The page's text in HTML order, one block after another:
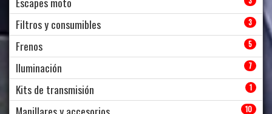
Filtros y consumibles 3
Frenos 5
Iluminación 7
Kits de transmisión 1
Manillares y accesorios 10